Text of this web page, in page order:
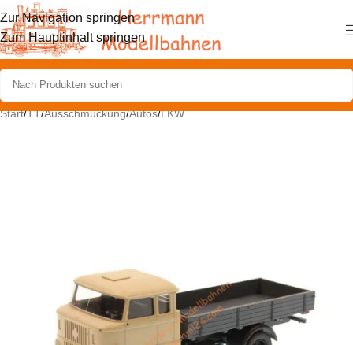
Zur Navigation springen
Zum Hauptinhalt springen
Start/TT/Ausschmückung/Autos/LKW